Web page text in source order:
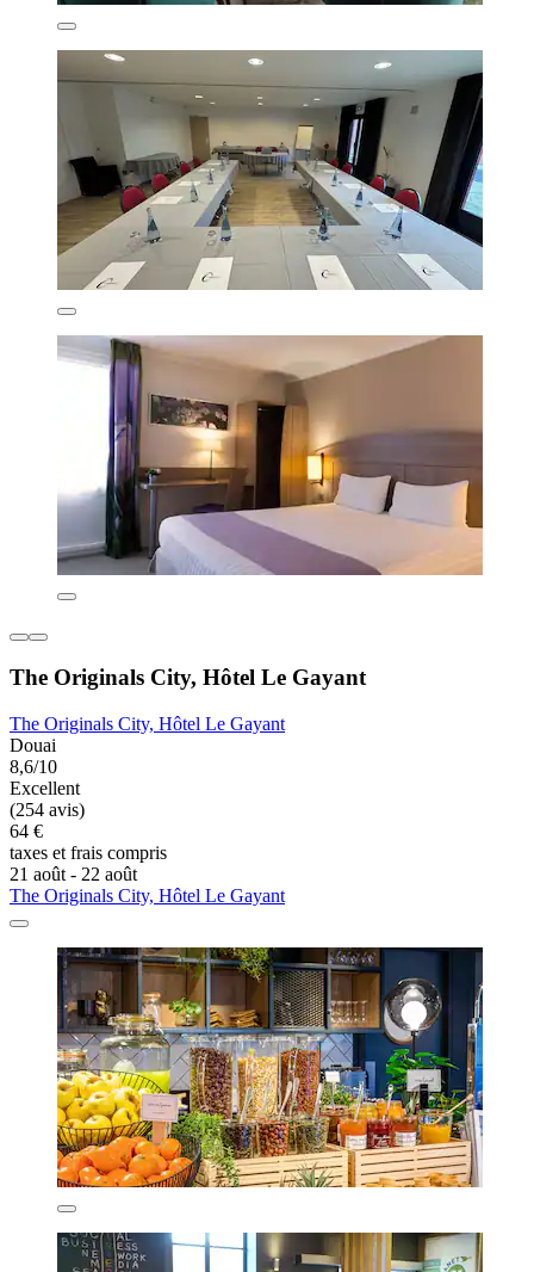
The Originals City, Hôtel Le Gayant
The Originals City, Hôtel Le Gayant
Douai
8,6/10
Excellent
(254 avis)
64 €
taxes et frais compris
21 août - 22 août
The Originals City, Hôtel Le Gayant